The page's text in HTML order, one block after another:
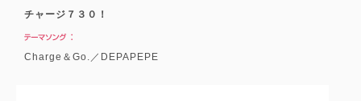
チャージ７３０！
Charge＆Go.／DEPAPEPE